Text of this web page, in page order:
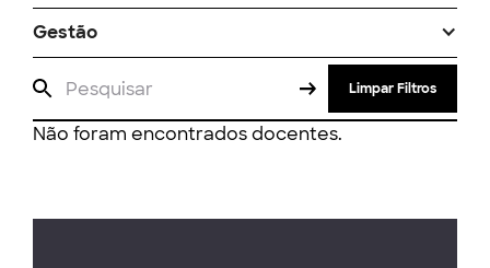
Gestão
Limpar Filtros
Não foram encontrados docentes.